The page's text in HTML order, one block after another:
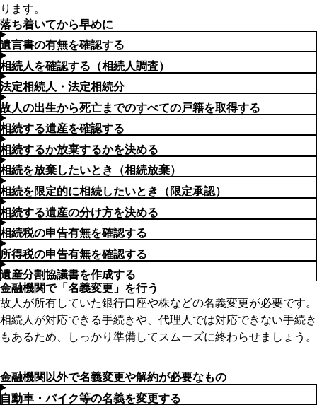
ります。
落ち着いてから早めに
遺言書の有無を確認する
相続人を確認する（相続人調査）
法定相続人・法定相続分
故人の出生から死亡までのすべての戸籍を取得する
相続する遺産を確認する
相続するか放棄するかを決める
相続を放棄したいとき（相続放棄）
相続を限定的に相続したいとき（限定承認）
相続する遺産の分け方を決める
相続税の申告有無を確認する
所得税の申告有無を確認する
遺産分割協議書を作成する
金融機関で「名義変更」を行う
故人が所有していた銀行口座や株などの名義変更が必要です。
相続人が対応できる手続きや、代理人では対応できない手続き
もあるため、しっかり準備してスムーズに終わらせましょう。
金融機関以外で名義変更や解約が必要なもの
自動車・バイク等の名義を変更する